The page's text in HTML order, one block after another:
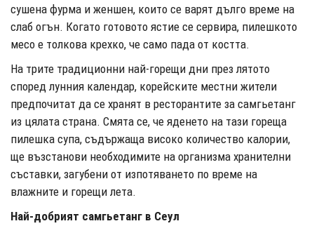
сушена фурма и женшен, които се варят дълго време на
слаб огън. Когато готовото ястие се сервира, пилешкото
месо е толкова крехко, че само пада от костта.
На трите традиционни най-горещи дни през лятото
според лунния календар, корейските местни жители
предпочитат да се хранят в ресторантите за самгьетанг
из цялата страна. Смята се, че яденето на тази гореща
пилешка супа, съдържаща високо количество калории,
ще възстанови необходимите на организма хранителни
съставки, загубени от изпотяването по време на
влажните и горещи лета.
Най-добрият самгьетанг в Сеул